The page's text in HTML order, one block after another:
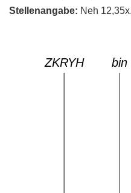
Stellenangabe: Neh